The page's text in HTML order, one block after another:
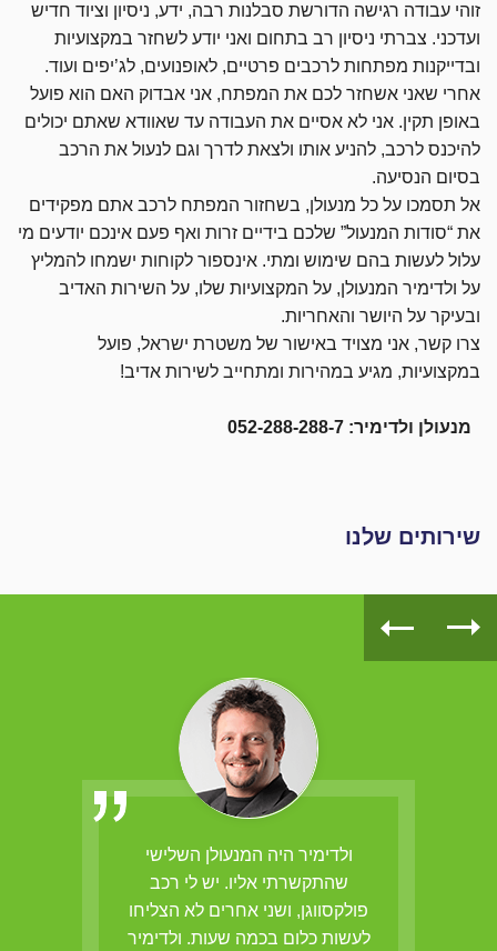
זוהי עבודה רגישה הדורשת סבלנות רבה, ידע, ניסיון וציוד חדיש
ועדכני. צברתי ניסיון רב בתחום ואני יודע לשחזר במקצועיות
ובדייקנות מפתחות לרכבים פרטיים, לאופנועים, לג’יפים ועוד.
אחרי שאני אשחזר לכם את המפתח, אני אבדוק האם הוא פועל
באופן תקין. אני לא אסיים את העבודה עד שאוודא שאתם יכולים
להיכנס לרכב, להניע אותו ולצאת לדרך וגם לנעול את הרכב
בסיום הנסיעה.
אל תסמכו על כל מנעולן, בשחזור המפתח לרכב אתם מפקידים
את “סודות המנעול” שלכם בידיים זרות ואף פעם אינכם יודעים מי
עלול לעשות בהם שימוש ומתי. אינספור לקוחות ישמחו להמליץ
על ולדימיר המנעולן, על המקצועיות שלו, על השירות האדיב
ובעיקר על היושר והאחריות.
צרו קשר, אני מצויד באישור של משטרת ישראל, פועל
במקצועיות, מגיע במהירות ומתחייב לשירות אדיב!
מנעולן ולדימיר: 052-288-288-7
שירותים שלנו
ולדימיר היה המנעולן השלישי
שהתקשרתי אליו. יש לי רכב
פולקסווגן, ושני אחרים לא הצליחו
לעשות כלום בכמה שעות. ולדימיר